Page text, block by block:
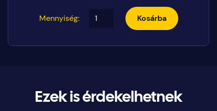
Mennyiség: Kosárba
Ezek is érdekelhetnek